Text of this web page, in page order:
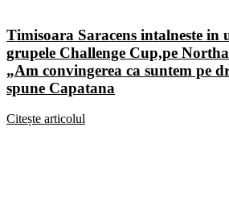
Timisoara Saracens intalneste in
grupele Challenge Cup,pe
„Am convingerea ca suntem pe
spune Capatana
Citește articolul